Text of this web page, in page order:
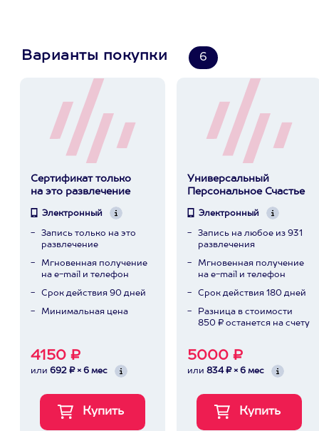
Варианты покупки 6
Сертификат только
на это развлечение
Электронный
Запись только на это
развлечение
Мгновенная получение
на e-mail и телефон
Срок действия 90 дней
Минимальная цена
4150 ₽
или 692 ₽ × 6 мес
Универсальный
Персональное Счастье
Электронный
Запись на любое из 931
развлечения
Мгновенная получение
на e-mail и телефон
Срок действия 180 дней
Разница в стоимости
850 ₽ останется на счету
5000 ₽
или 834 ₽ × 6 мес